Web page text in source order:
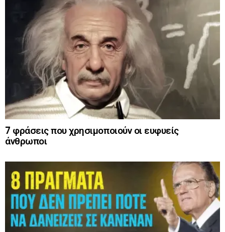
7 φράσεις που χρησιμοποιούν οι ευφυείς
άνθρωποι